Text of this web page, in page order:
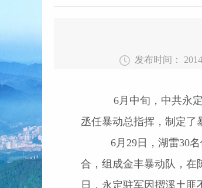
发布时间：
6月中旬，中共永
丞任暴动总指挥，制定了
6 月29日 ，湖雷30
合，组成金丰暴动队，在
日，永定驻军因摺溪土匪